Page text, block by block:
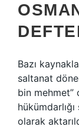
Bazı
saltanat
bin mehmet”
olarak